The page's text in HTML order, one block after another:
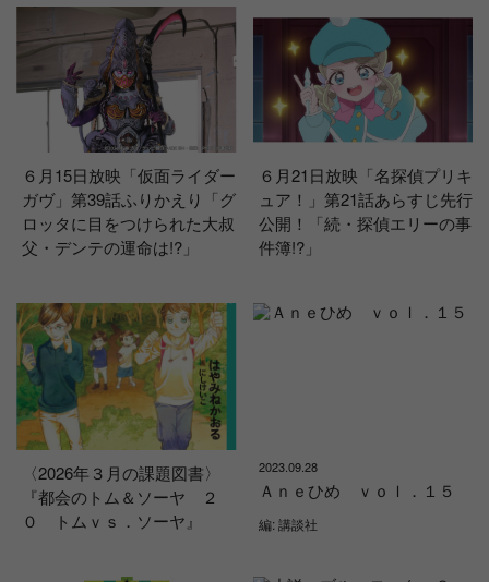
６月15日放映「仮面ライダー
ガヴ」第39話ふりかえり「グ
ロッタに目をつけられた大叔
父・デンテの運命は!?」
６月21日放映「名探偵プリキ
ュア！」第21話あらすじ先行
公開！「続・探偵エリーの事
件簿!?」
〈2026年３月の課題図書〉
『都会のトム＆ソーヤ ２
０ トムｖｓ．ソーヤ』
2023.09.28
Ａｎｅひめ ｖｏｌ．１５
編: 講談社